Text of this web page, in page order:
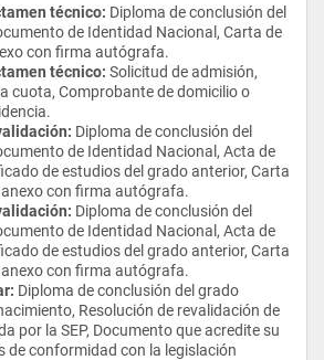
de la licenciatura en Administración de
la Universidad Tecnológica
puede obtener una equivalencia
Unidos como "Bachelor of Science in
earned through distance education" por
adscrita a la NACES o AICE.
se encuentra incorporado en el Sistema
con fecha 29 de noviembre de 2017 y
emitido por la Dirección de
de Educación Superior de la
Pública, máxima autoridad educativa
del capital
de trabajo
social
de programas de
organización
administración de
técnico: Diploma de conclusión del
de Identidad Nacional, Carta de
con firma autógrafa.
técnico: Solicitud de admisión,
cuota, Comprobante de domicilio o
Diploma de conclusión del
de Identidad Nacional, Acta de
de estudios del grado anterior, Carta
con firma autógrafa.
Diploma de conclusión del
de Identidad Nacional, Acta de
de estudios del grado anterior, Carta
con firma autógrafa.
Diploma de conclusión del grado
Resolución de revalidación de
por la SEP, Documento que acredite su
de conformidad con la legislación